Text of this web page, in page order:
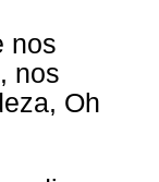
nos
nos
Oh